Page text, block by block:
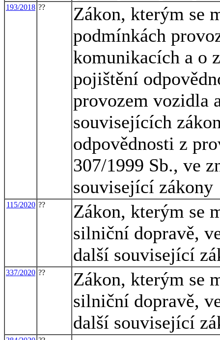
193/2018 ??
Zákon, kterým se
podmínkách
komunikacích a o
pojištění
provozem vozidla
souvisejících
odpovědnosti z
307/1999 Sb., ve
související zákony
115/2020 ??
Zákon, kterým se
silniční dopravě,
další související
337/2020 ??
Zákon, kterým se
silniční dopravě,
další související